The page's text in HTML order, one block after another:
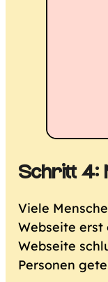
Schritt 4:
Viele
Webseite erst
Webseite
Personen